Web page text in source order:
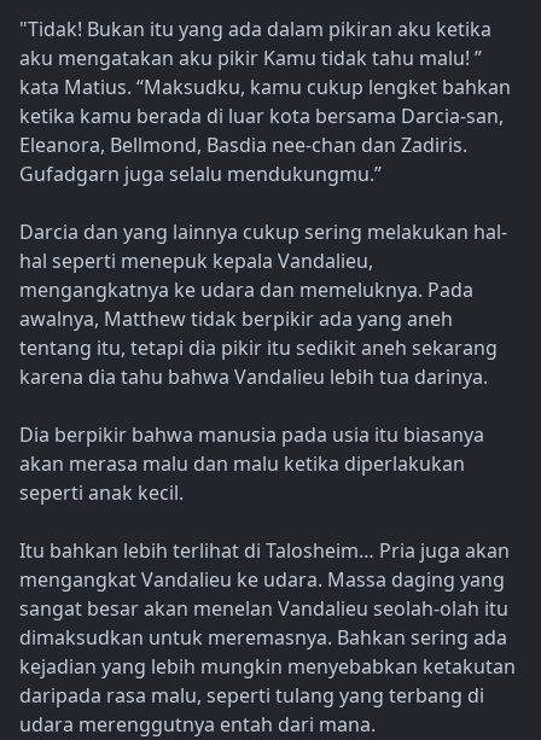
"Tidak! Bukan itu yang ada dalam pikiran aku ketika
aku mengatakan aku pikir Kamu tidak tahu malu! ”
kata Matius. “Maksudku, kamu cukup lengket bahkan
ketika kamu berada di luar kota bersama Darcia-san,
Eleanora, Bellmond, Basdia nee-chan dan Zadiris.
Gufadgarn juga selalu mendukungmu.”
Darcia dan yang lainnya cukup sering melakukan hal-
hal seperti menepuk kepala Vandalieu,
mengangkatnya ke udara dan memeluknya. Pada
awalnya, Matthew tidak berpikir ada yang aneh
tentang itu, tetapi dia pikir itu sedikit aneh sekarang
karena dia tahu bahwa Vandalieu lebih tua darinya.
Dia berpikir bahwa manusia pada usia itu biasanya
akan merasa malu dan malu ketika diperlakukan
seperti anak kecil.
Itu bahkan lebih terlihat di Talosheim… Pria juga akan
mengangkat Vandalieu ke udara. Massa daging yang
sangat besar akan menelan Vandalieu seolah-olah itu
dimaksudkan untuk meremasnya. Bahkan sering ada
kejadian yang lebih mungkin menyebabkan ketakutan
daripada rasa malu, seperti tulang yang terbang di
udara merenggutnya entah dari mana.